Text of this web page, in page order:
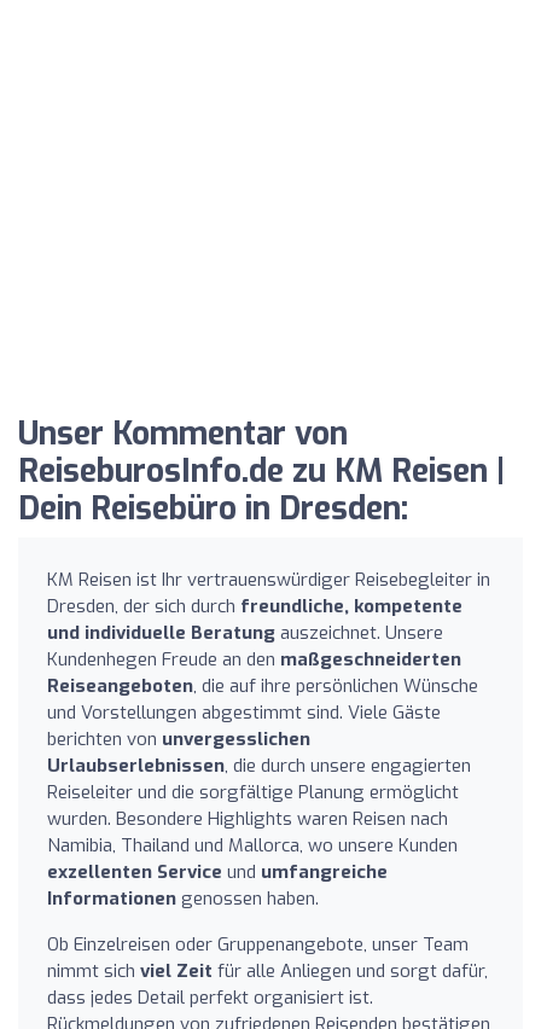
Unser Kommentar von
ReiseburosInfo.de zu KM Reisen |
Dein Reisebüro in Dresden:
KM Reisen ist Ihr vertrauenswürdiger Reisebegleiter in
Dresden, der sich durch freundliche, kompetente
und individuelle Beratung auszeichnet. Unsere
Kundenhegen Freude an den maßgeschneiderten
Reiseangeboten, die auf ihre persönlichen Wünsche
und Vorstellungen abgestimmt sind. Viele Gäste
berichten von unvergesslichen
Urlaubserlebnissen, die durch unsere engagierten
Reiseleiter und die sorgfältige Planung ermöglicht
wurden. Besondere Highlights waren Reisen nach
Namibia, Thailand und Mallorca, wo unsere Kunden
exzellenten Service und umfangreiche
Informationen genossen haben.
Ob Einzelreisen oder Gruppenangebote, unser Team
nimmt sich viel Zeit für alle Anliegen und sorgt dafür,
dass jedes Detail perfekt organisiert ist.
Rückmeldungen von zufriedenen Reisenden bestätigen